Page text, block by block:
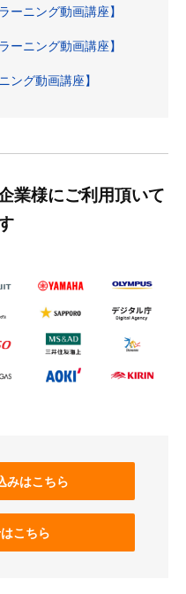
ーニング動画講座】
ーニング動画講座】
ング動画講座】
業様にご利用頂いて
みはこちら
こちら